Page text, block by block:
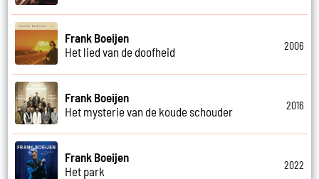
Frank Boeijen
Het lied van de doofheid
2006
Frank Boeijen
Het mysterie van de koude schouder
2016
Frank Boeijen
Het park
2022